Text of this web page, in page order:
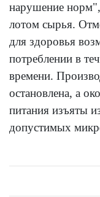
нарушение
лотом сырья.
для здоровья
потреблении в
времени.
остановлена, а
питания изъяты
допустимых